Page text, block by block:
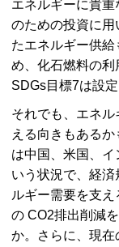
エネルギーに貴
のための投資に用
たエネルギー供
め、化石燃料の利
SDGs目標7は設
それでも、エネ
える向きもある
は中国、米国、イ
いう状況で、経
ルギー需要を支
の CO2排出削減
か。さらに、現